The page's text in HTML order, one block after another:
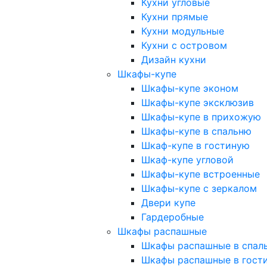
Кухни угловые
Кухни прямые
Кухни модульные
Кухни с островом
Дизайн кухни
Шкафы-купе
Шкафы-купе эконом
Шкафы-купе эксклюзив
Шкафы-купе в прихожую
Шкафы-купе в спальню
Шкаф-купе в гостиную
Шкаф-купе угловой
Шкафы-купе встроенные
Шкафы-купе с зеркалом
Двери купе
Гардеробные
Шкафы распашные
Шкафы распашные в
Шкафы распашные в